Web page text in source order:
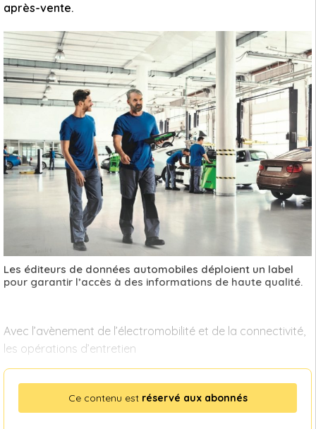
après-vente.
Les éditeurs de données automobiles déploient un label
pour garantir l’accès à des informations de haute qualité.
Avec l’avènement de l’électromobilité et de la connectivité,
les opérations d’entretien
Ce contenu est réservé aux abonnés